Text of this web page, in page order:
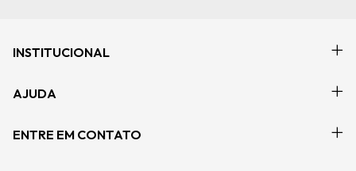
INSTITUCIONAL
AJUDA
ENTRE EM CONTATO